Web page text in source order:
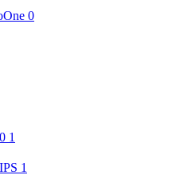
0
1
IPS 1